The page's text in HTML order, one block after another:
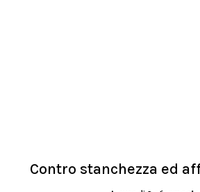
Contro stanchezza ed